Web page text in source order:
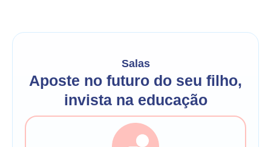
Salas
Aposte no futuro do seu filho,
invista na educação